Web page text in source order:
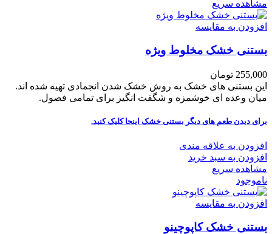
مشاهده سریع
افزودن به مقایسه
بستنی خشک مخلوط ویژه
255,000 تومان
این بستنی های خشک به روش خشک شدن انجمادی تهیه شده اند.
میان وعده ای خوشمزه و شگفت انگیز برای تمامی فصول.
برای دیدن طعم های دیگر بستنی خشک اینجا کلیککنید.
افزودن به علاقه مندی
افزودن به سبد خرید
مشاهده سریع
ناموجود
افزودن به مقایسه
بستنی خشک کاپوچینو